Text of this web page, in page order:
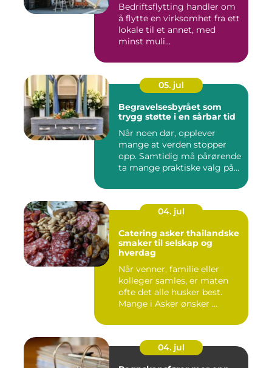
Bedriftsflytting handler om
å flytte en virksomhet fra ett
lokale til et annet, med
minst muli...
05. jul
Begravelsesbyrået som
trygg støtte i en sårbar tid
Når noen dør, opplever
mange at verden stopper
opp. Samtidig må pårørende
ta mange praktiske valg på...
04. jul
Catering asker thailandske
smaker til selskap og
hverdag
Når venner, familie eller
kolleger samles, er maten
ofte det alle husker best.
Mange i Asker ønsker ...
04. jul